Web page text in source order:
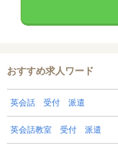
おすすめ求人ワード
英会話 受付 派遣
英会話教室 受付 派遣